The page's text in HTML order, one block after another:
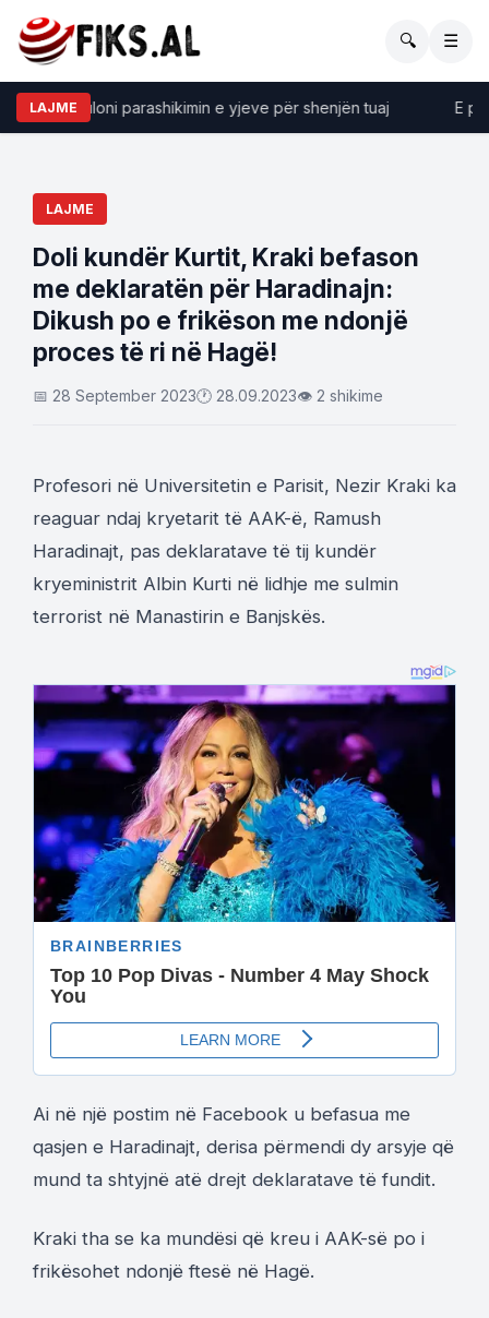
🔍 ☰
LAJME
zbuloni parashikimin e yjeve për shenjën tuaj E
LAJME
Doli kundër Kurtit, Kraki befason
me deklaratën për Haradinajn:
Dikush po e frikëson me ndonjë
proces të ri në Hagë!
📅 28 September 2023🕐 28.09.2023👁 2 shikime
Profesori në Universitetin e Parisit, Nezir Kraki ka
reaguar ndaj kryetarit të AAK-ë, Ramush
Haradinajt, pas deklaratave të tij kundër
kryeministrit Albin Kurti në lidhje me sulmin
terrorist në Manastirin e Banjskës.
Ai në një postim në Facebook u befasua me
qasjen e Haradinajt, derisa përmendi dy arsyje që
mund ta shtyjnë atë drejt deklaratave të fundit.
Kraki tha se ka mundësi që kreu i AAK-së po i
frikësohet ndonjë ftesë në Hagë.